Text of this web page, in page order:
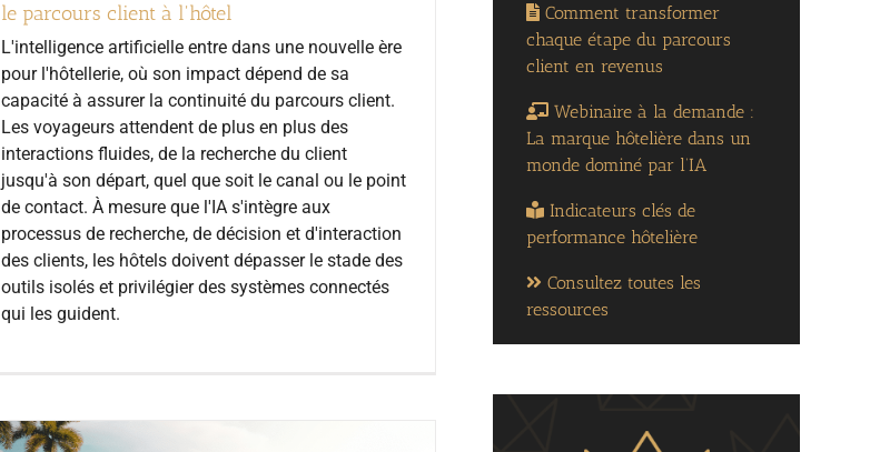
le parcours client à l'hôtel
L'intelligence artificielle entre dans une nouvelle ère
pour l'hôtellerie, où son impact dépend de sa
capacité à assurer la continuité du parcours client.
Les voyageurs attendent de plus en plus des
interactions fluides, de la recherche du client
jusqu'à son départ, quel que soit le canal ou le point
de contact. À mesure que l'IA s'intègre aux
processus de recherche, de décision et d'interaction
des clients, les hôtels doivent dépasser le stade des
outils isolés et privilégier des systèmes connectés
qui les guident.
Comment transformer
chaque étape du parcours
client en revenus
Webinaire à la demande :
La marque hôtelière dans un
monde dominé par l’IA
Indicateurs clés de
performance hôtelière
Consultez toutes les
ressources